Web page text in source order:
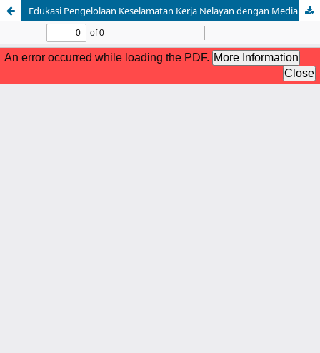
Edukasi Pengelolaan Keselamatan Kerja Nelayan dengan Media Brosur di Kecamatan Bungus Kota Padang